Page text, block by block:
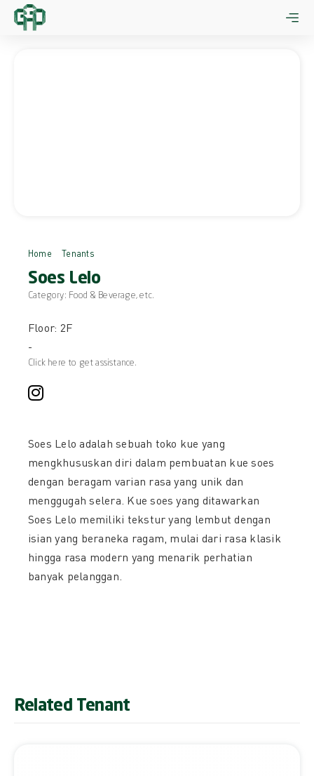
Skip
Home Tenants
Soes Lelo
Category: Food & Beverage, etc.
Floor: 2F
-
Click here to get assistance.
Soes Lelo adalah sebuah toko kue yang
mengkhususkan diri dalam pembuatan kue soes
dengan beragam varian rasa yang unik dan
menggugah selera. Kue soes yang ditawarkan
Soes Lelo memiliki tekstur yang lembut dengan
isian yang beraneka ragam, mulai dari rasa klasik
hingga rasa modern yang menarik perhatian
banyak pelanggan.
Related Tenant